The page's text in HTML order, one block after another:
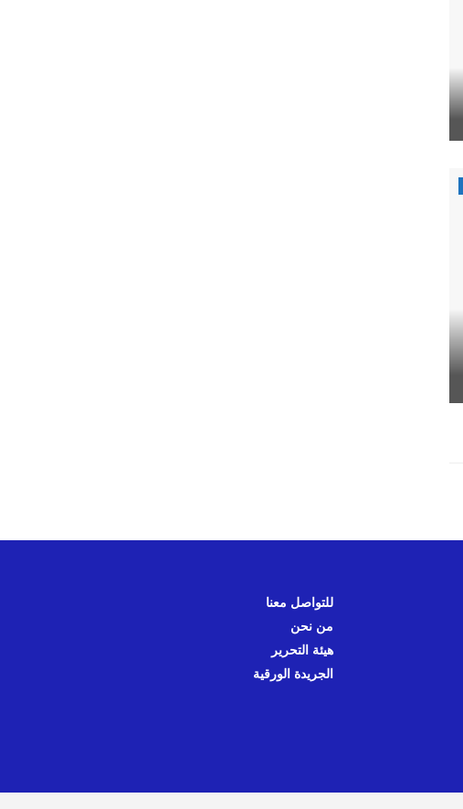
للتواصل معنا
من نحن
هيئة التحرير
الجريدة الورقية